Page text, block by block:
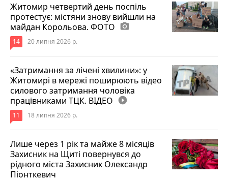
Житомир четвертий день поспіль
протестує: містяни знову вийшли на
майдан Корольова. ФОТО photo_camera
14 20 липня 2026 р.
«Затримання за лічені хвилини»: у
Житомирі в мережі поширюють відео
силового затримання чоловіка
працівниками ТЦК. ВІДЕО play_circle_filled
11 18 липня 2026 р.
Лише через 1 рік та майже 8 місяців
Захисник на Щиті повернувся до
рідного міста Захисник Олександр
Піонткевич